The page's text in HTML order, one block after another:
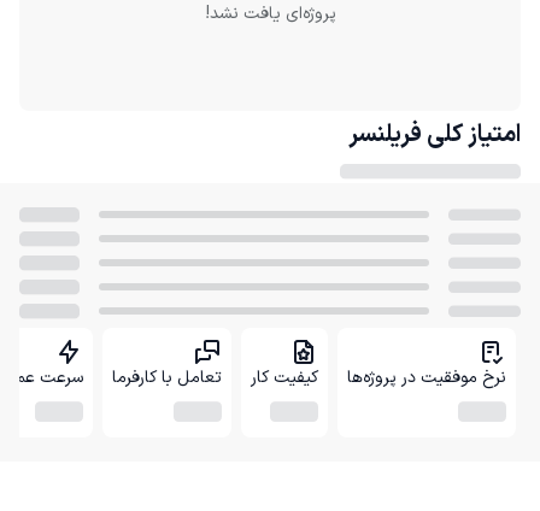
پروژه‌ای یافت نشد!
امتیاز کلی فریلنسر
نرخ موفقیت در پروژه‌ها کیفیت کار تعامل با کارفرما سرعت عمل